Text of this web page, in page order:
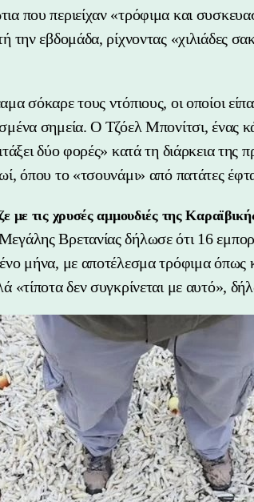
που περιείχαν «τρόφιμα και
την εβδομάδα, ρίχνοντας «χιλιάδες
σόκαρε τους ντόπιους, οι οποίοι
σημεία. Ο Τζόελ Μπονίτσι, ένας
δύο φορές» κατά τη διάρκεια
όπου το «τσουνάμι» από πατάτες
με τις χρυσές αμμουδιές της
Βρετανίας δήλωσε ότι 16
μήνα, με αποτέλεσμα τρόφιμα όπως
«τίποτα δεν συγκρίνεται με αυτό»,